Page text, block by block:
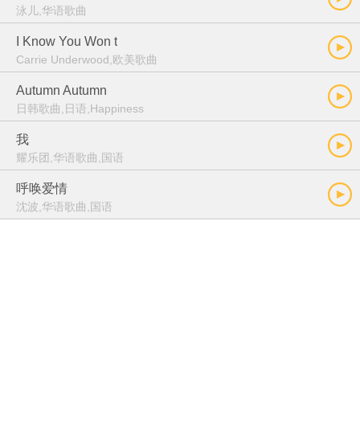
泳儿,华语歌曲
I Know You Won t
Carrie Underwood,欧美歌曲
Autumn Autumn
日韩歌曲,日语,Happiness
我
耀乐团,华语歌曲,国语
呼唤爱情
沈波,华语歌曲,国语